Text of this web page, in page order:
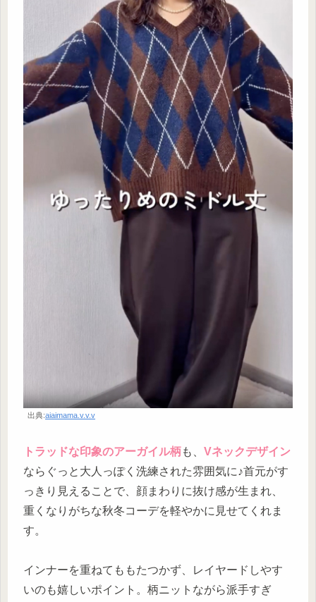
出典:aiaimama.v.v.v
トラッドな印象のアーガイル柄も、 Vネックデザイン
ならぐっと大人っぽく洗練された雰囲気に♪首元がす
っきり見えることで、顔まわりに抜け感が生まれ、
重くなりがちな秋冬コーデを軽やかに見せてくれま
す。
インナーを重ねてももたつかず、レイヤードしやす
いのも嬉しいポイント。柄ニットながら派手すぎ